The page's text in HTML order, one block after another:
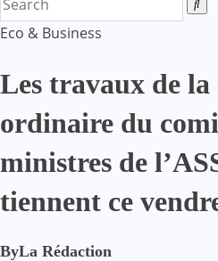
Eco & Business
Les travaux de la
ordinaire du
ministres de
tiennent ce
ByLa Rédaction